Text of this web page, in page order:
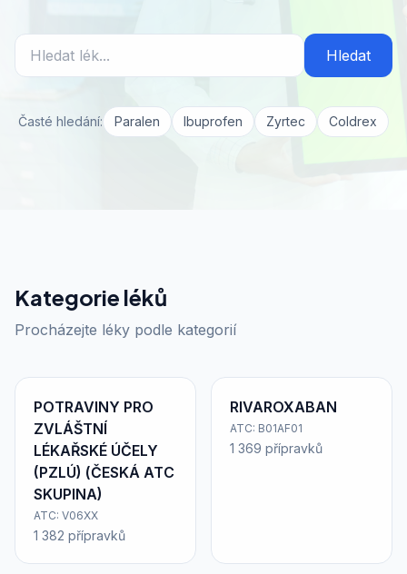
Hledat
Časté hledání: Paralen Ibuprofen Zyrtec Coldrex
Kategorie léků
Procházejte léky podle kategorií
POTRAVINY PRO
ZVLÁŠTNÍ
LÉKAŘSKÉ ÚČELY
(PZLÚ) (ČESKÁ ATC
SKUPINA)
ATC: V06XX
1 382 přípravků
RIVAROXABAN
ATC: B01AF01
1 369 přípravků